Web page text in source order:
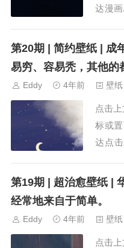
达漫
你用
温暖
第20期 | 简约壁纸 | 成
易穷、容易秃，其他的
Eddy 4年前 壁纸
点击
标或
达点
小贴
第19期 | 超治愈壁纸 |
经常地来自于简单。
Eddy 4年前 壁纸
点击